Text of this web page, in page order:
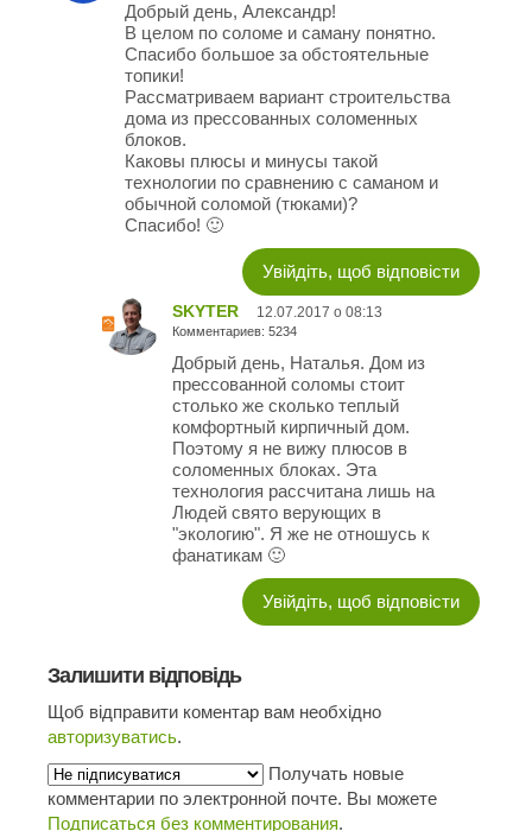
Добрый день, Александр!
В целом по соломе и саману понятно.
Спасибо большое за обстоятельные
топики!
Рассматриваем вариант строительства
дома из прессованных соломенных
блоков.
Каковы плюсы и минусы такой
технологии по сравнению с саманом и
обычной соломой (тюками)?
Спасибо! 🙂
Увійдіть, щоб відповісти
SKYTER 12.07.2017 о 08:13
Комментариев: 5234
Добрый день, Наталья. Дом из
прессованной соломы стоит
столько же сколько теплый
комфортный кирпичный дом.
Поэтому я не вижу плюсов в
соломенных блоках. Эта
технология рассчитана лишь на
Людей свято верующих в
"экологию". Я же не отношусь к
фанатикам 🙂
Увійдіть, щоб відповісти
Залишити відповідь
Щоб відправити коментар вам необхідно
авторизуватись.
Получать новые
комментарии по электронной почте. Вы можете
Подписаться без комментирования.